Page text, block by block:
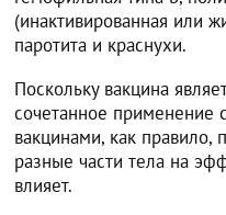
(инактивированная или
паротита и краснухи.
Поскольку вакцина
сочетанное применение
вакцинами, как правило,
разные части тела на
влияет.